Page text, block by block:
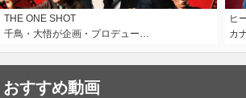
THE ONE SHOT
千鳥・大悟が企画・プロデュー…
ヒ
カ
おすすめ動画